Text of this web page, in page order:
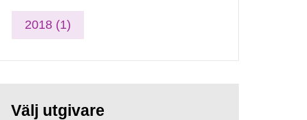
2018 (1)
Välj utgivare